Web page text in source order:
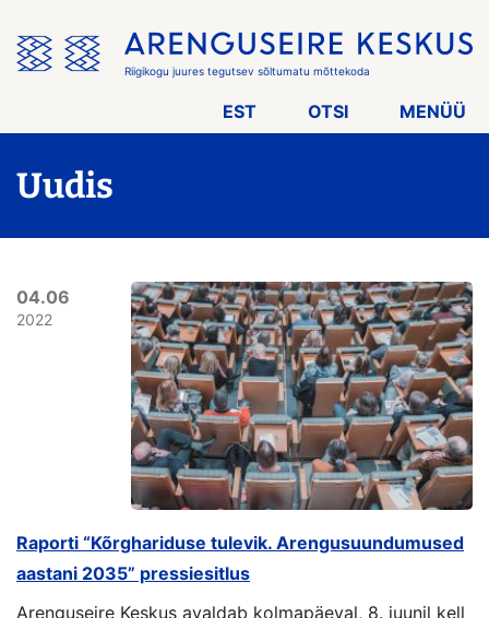
menüü
vahele
Riigikogu juures tegutsev sõltumatu mõttekoda
EST OTSI MENÜÜ
Uudis
04.06
2022
Raporti “Kõrghariduse tulevik. Arengusuundumused
aastani 2035” pressiesitlus
Arenguseire Keskus avaldab kolmapäeval, 8. juunil kell